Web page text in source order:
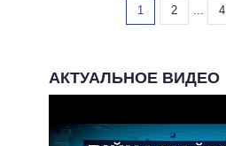
1 2 ... 4
АКТУАЛЬНОЕ ВИДЕО